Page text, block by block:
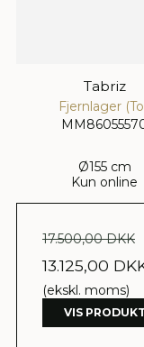
Tabriz
Fjernlager
Ø155 cm
Kun online
17.500,00 DKK
13.125,00
(ekskl. moms)
VIS PRODUKT